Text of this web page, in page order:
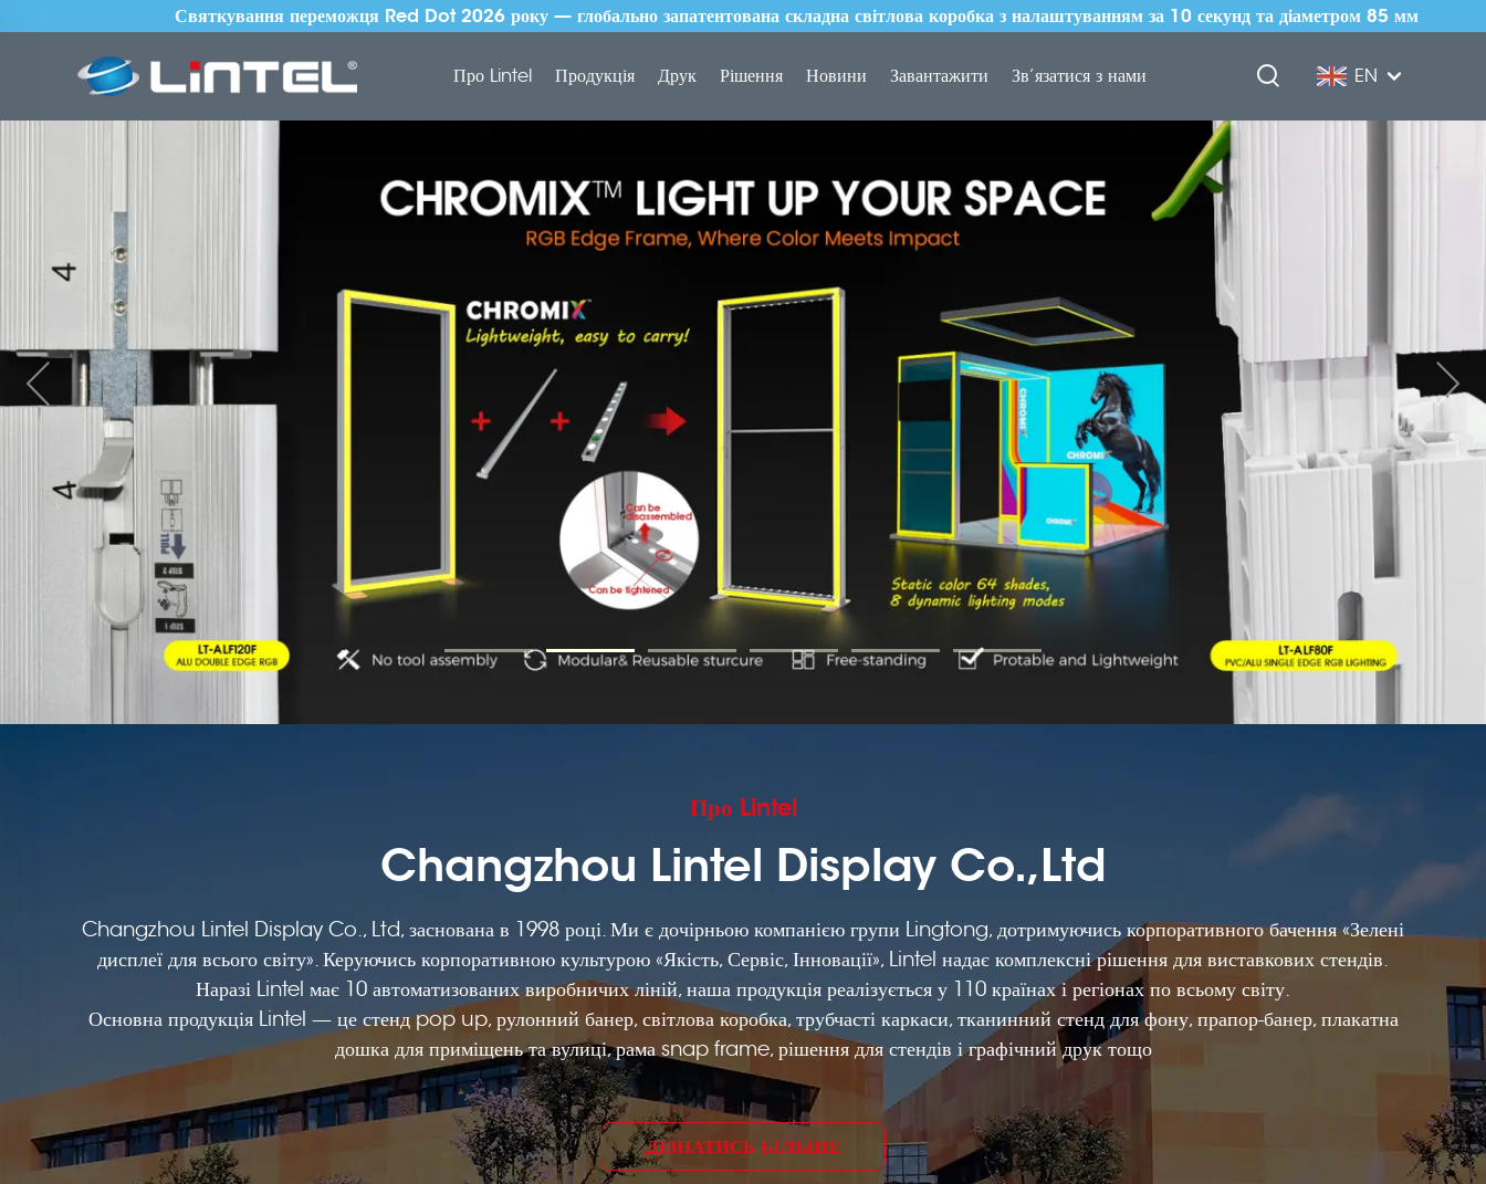
Святкування переможця Red Dot 2026 року — глобально запатентована складна світлова коробка з налаштуванням за 10 секунд та діаметром 85 мм
Про Lintel Продукція Друк Рішення Новини Завантажити Зв’язатися з нами EN
Про Lintel
Changzhou Lintel Display Co.,Ltd
Changzhou Lintel Display Co., Ltd, заснована в 1998 році. Ми є дочірньою компанією групи Lingtong, дотримуючись корпоративного бачення «Зелені
дисплеї для всього світу». Керуючись корпоративною культурою «Якість, Сервіс, Інновації», Lintel надає комплексні рішення для виставкових стендів.
Наразі Lintel має 10 автоматизованих виробничих ліній, наша продукція реалізується у 110 країнах і регіонах по всьому світу.
Основна продукція Lintel — це стенд pop up, рулонний банер, світлова коробка, трубчасті каркаси, тканинний стенд для фону, прапор-банер, плакатна
дошка для приміщень та вулиці, рама snap frame, рішення для стендів і графічний друк тощо
ДІЗНАТИСЬ БІЛЬШЕ